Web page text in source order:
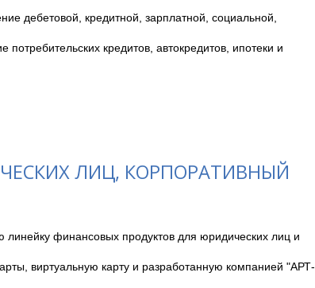
дебетовой, кредитной, зарплатной, социальной,
кредитов, автокредитов, ипотеки и
ЛИЦ, КОРПОРАТИВНЫЙ
финансовых продуктов для юридических лиц и
виртуальную карту и разработанную компанией "АРТ-